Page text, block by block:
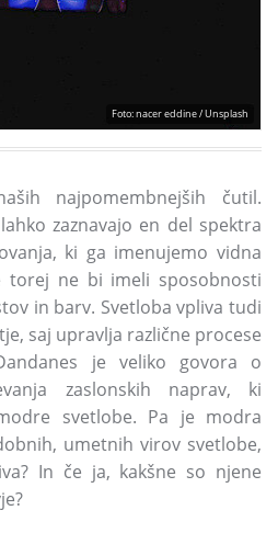
Foto: nacer eddine / Unsplash
najpomembnejših čutil.
zaznavajo en del spektra
ki ga imenujemo vidna
torej ne bi imeli sposobnosti
in barv. Svetloba vpliva tudi
saj upravlja različne procese
je veliko govora o
zaslonskih naprav, ki
svetlobe. Pa je modra
umetnih virov svetlobe,
In če ja, kakšne so njene